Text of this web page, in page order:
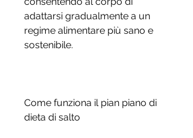
adattarsi gradualmente a un
regime alimentare più sano e
sostenibile.
Come funziona il pian piano di
dieta di salto